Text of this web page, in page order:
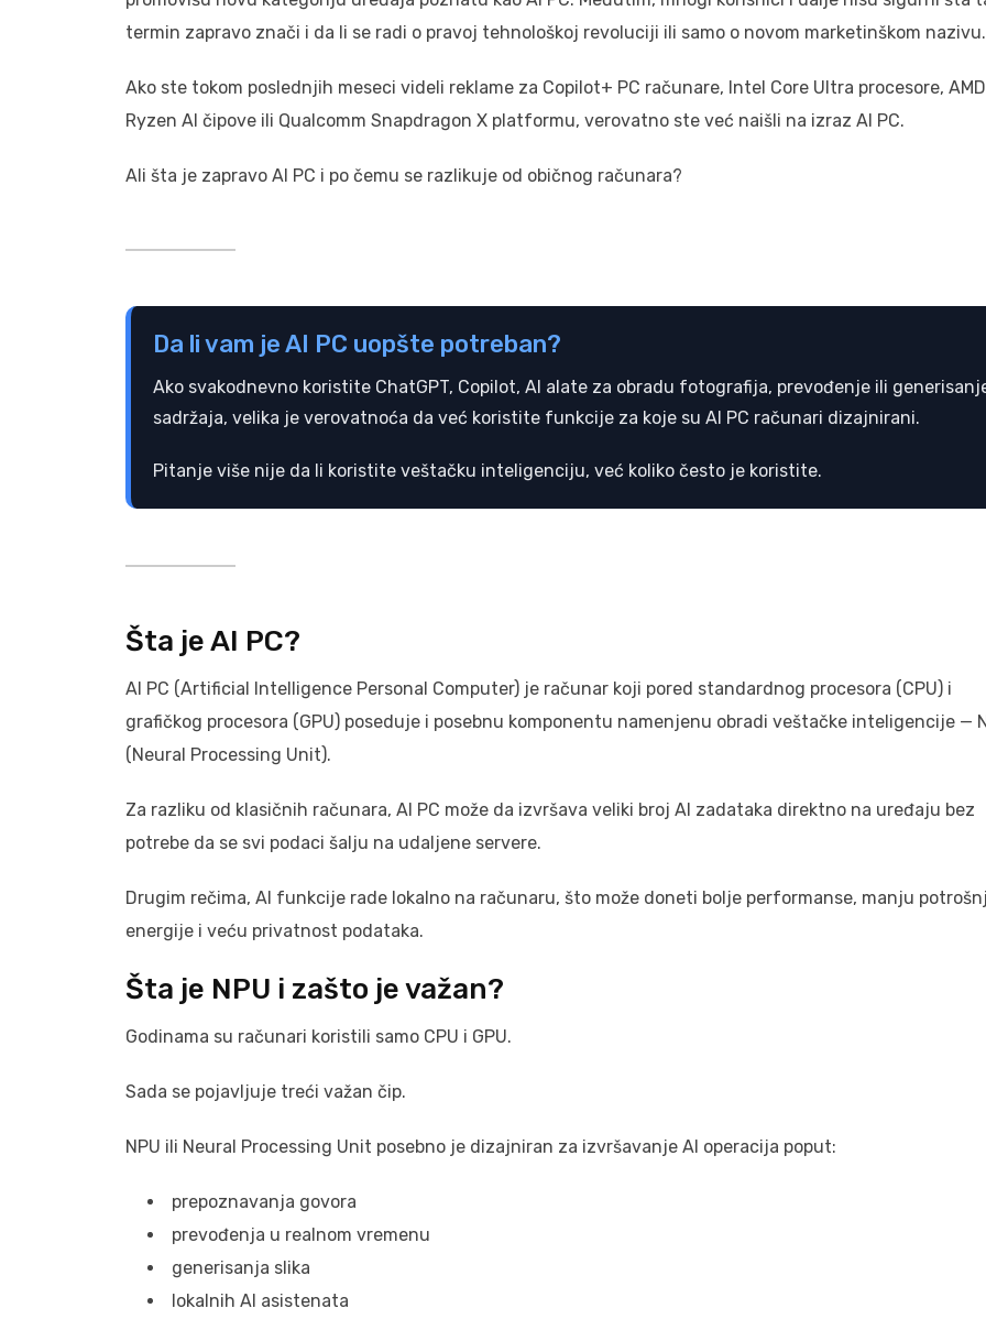
termin zapravo znači i da li se radi o pravoj tehnološkoj revoluciji ili samo o novom marketinškom nazivu.
Ako ste tokom poslednjih meseci videli reklame za Copilot+ PC računare, Intel Core Ultra procesore, AMD
Ryzen AI čipove ili Qualcomm Snapdragon X platformu, verovatno ste već naišli na izraz AI PC.
Ali šta je zapravo AI PC i po čemu se razlikuje od običnog računara?
Da li vam je AI PC uopšte potreban?
Ako svakodnevno koristite ChatGPT, Copilot, AI alate za obradu fotografija, prevođenje ili
sadržaja, velika je verovatnoća da već koristite funkcije za koje su AI PC računari dizajnirani.
Pitanje više nije da li koristite veštačku inteligenciju, već koliko često je koristite.
Šta je AI PC?
AI PC (Artificial Intelligence Personal Computer) je računar koji pored standardnog procesora (CPU) i
grafičkog procesora (GPU) poseduje i posebnu komponentu namenjenu obradi veštačke inteligencije —
(Neural Processing Unit).
Za razliku od klasičnih računara, AI PC može da izvršava veliki broj AI zadataka direktno na uređaju bez
potrebe da se svi podaci šalju na udaljene servere.
Drugim rečima, AI funkcije rade lokalno na računaru, što može doneti bolje performanse, manju
energije i veću privatnost podataka.
Šta je NPU i zašto je važan?
Godinama su računari koristili samo CPU i GPU.
Sada se pojavljuje treći važan čip.
NPU ili Neural Processing Unit posebno je dizajniran za izvršavanje AI operacija poput:
prepoznavanja govora
prevođenja u realnom vremenu
generisanja slika
lokalnih AI asistenata